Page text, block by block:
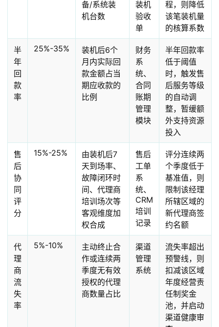
备/系统装
机台数
装机
验收
单
程，则降低
该笔装机量
的核算系数
半
年
回
款
率
25%-35%
装机后6个
月内实际回
款金额占当
期应收款的
比例
财务
系
统、
合同
账期
管理
模块
半年回款率
低于阈值
时，触发售
后服务等级
的自动调
整，暂缓额
外支持资源
投入
售
后
协
同
评
分
15%-25%
由装机后7
天到场率、
故障闭环时
间、代理商
培训场次等
客观维度加
权合成
售后
工单
系
统、
CRM
培训
记录
评分连续两
个季度低于
基准值，则
限制该经理
所辖区域的
新代理商签
约名额
代
理
商
流
失
率
5%-10%
主动终止合
作或连续两
季度无有效
授权的代理
商数量占比
渠道
管理
系统
流失率超出
预警线，则
扣减该区域
年度经营责
任制奖金
池，并启动
渠道健康审